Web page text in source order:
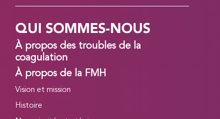
QUI SOMMES-NOUS
À propos des troubles de la
coagulation
À propos de la FMH
Vision et mission
Histoire